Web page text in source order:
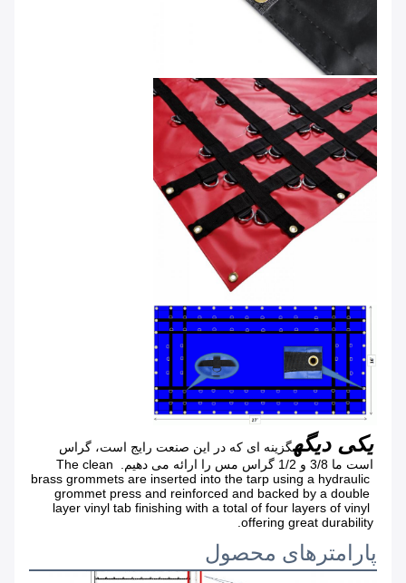
یکی دیگه
است ما 3/8 و 1/2 گراس مس را ارائه می دهیم. The clean
brass grommets are inserted into the tarp using a hydraulic
grommet press and reinforced and backed by a double
layer vinyl tab finishing with a total of four layers of vinyl
offering great durability.
پارامترهای محصول